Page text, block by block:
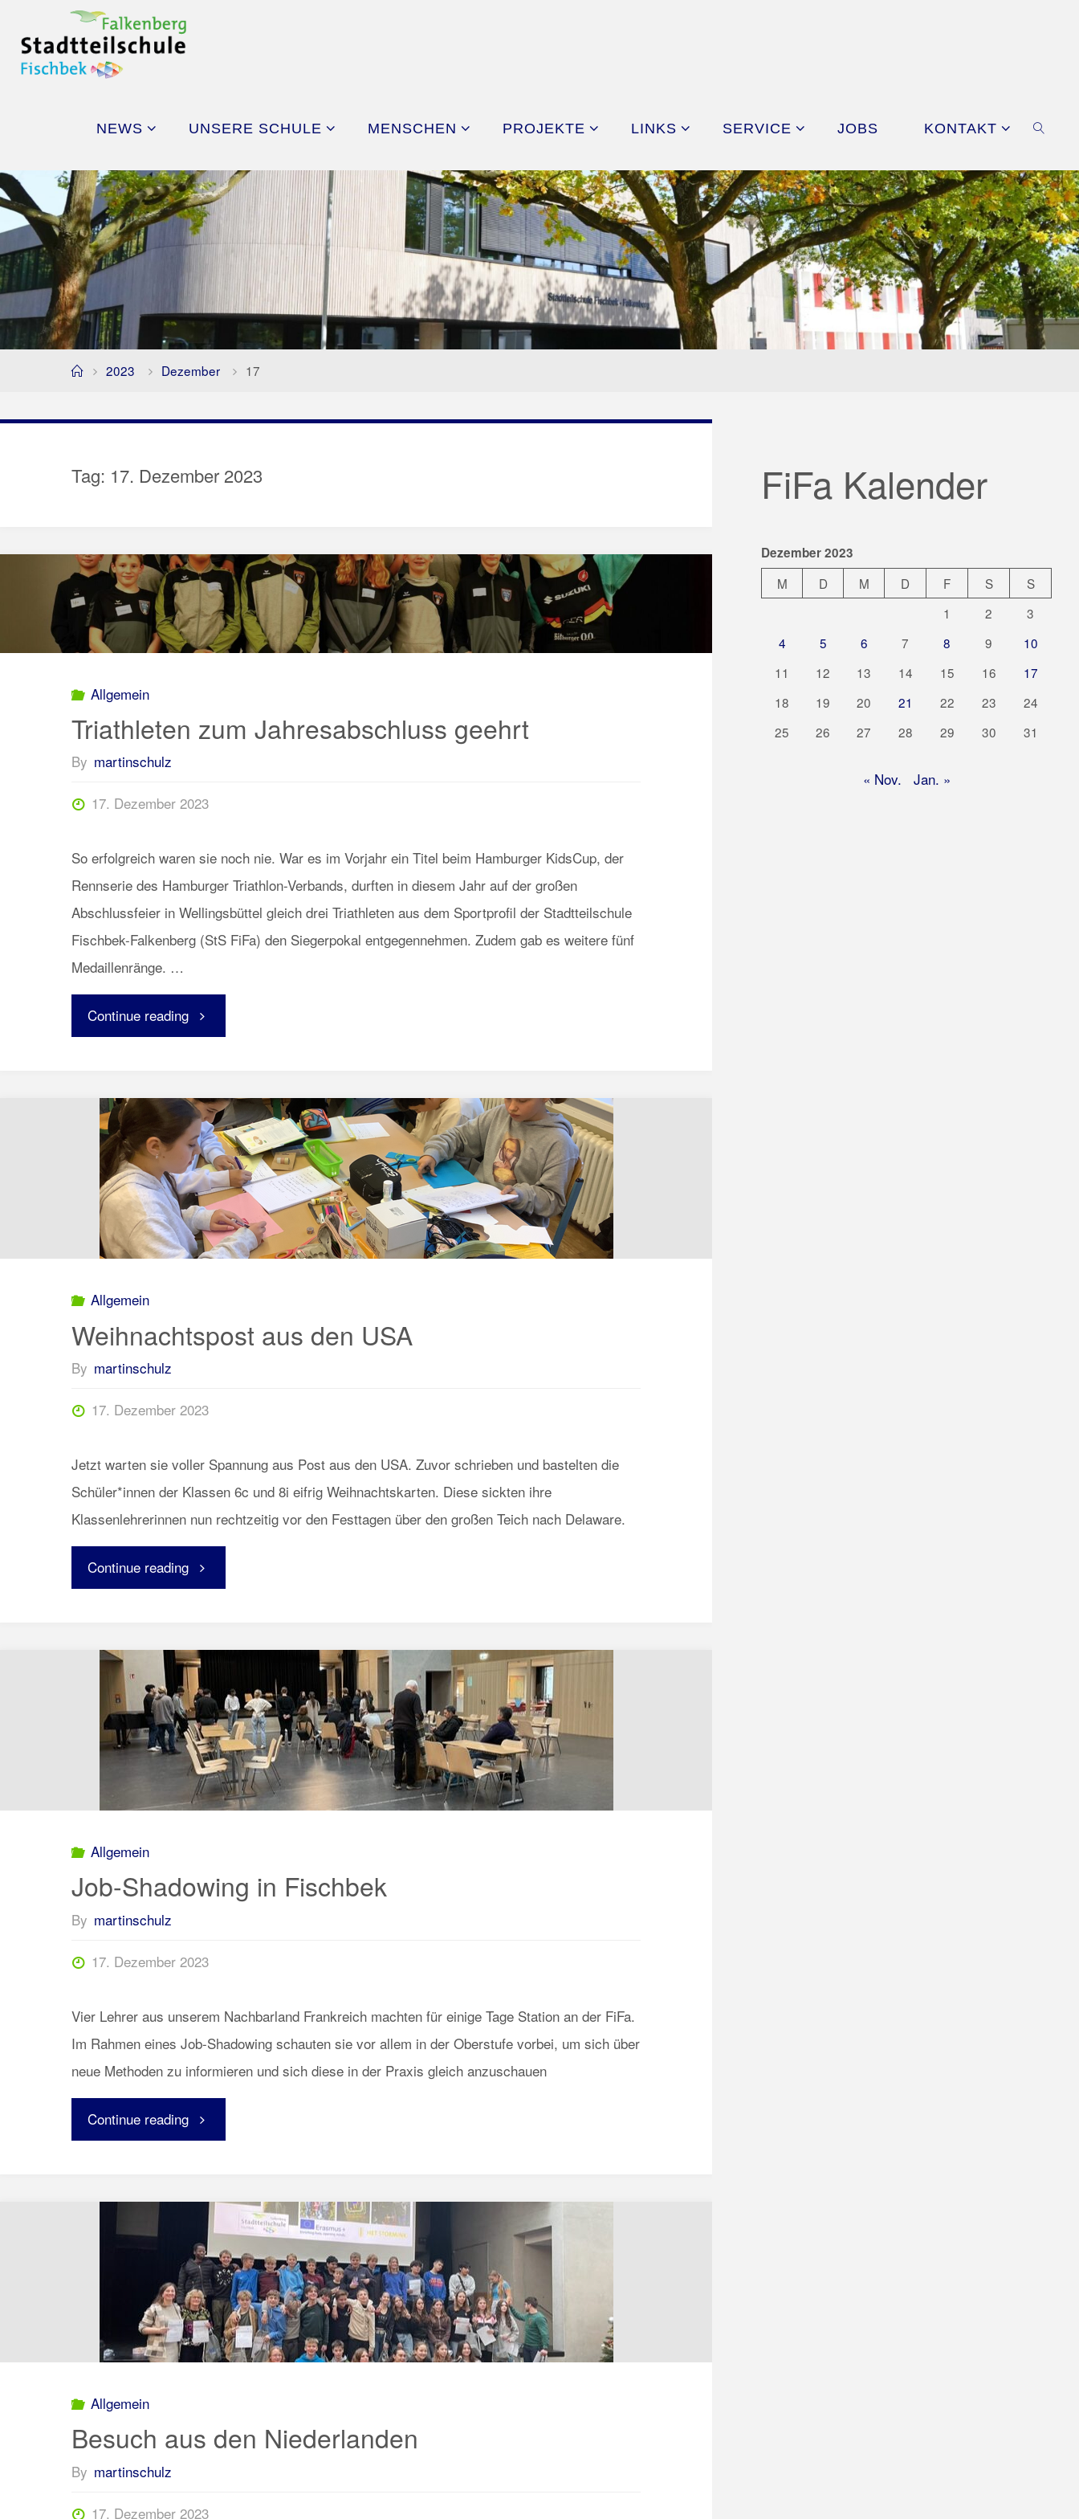
content
NEWS UNSERE SCHULE MENSCHEN PROJEKTE LINKS SERVICE JOBS KONTAKT
Home2023 Dezember 17
Tag: 17. Dezember 2023
Allgemein
Triathleten zum Jahresabschluss geehrt
By martinschulz
17. Dezember 2023
So erfolgreich waren sie noch nie. War es im Vorjahr ein Titel beim Hamburger KidsCup, der
Rennserie des Hamburger Triathlon-Verbands, durften in diesem Jahr auf der großen
Abschlussfeier in Wellingsbüttel gleich drei Triathleten aus dem Sportprofil der Stadtteilschule
Fischbek-Falkenberg (StS FiFa) den Siegerpokal entgegennehmen. Zudem gab es weitere fünf
Medaillenränge. …
Continue reading"Triathleten
Jahresabschluss
geehrt"
Allgemein
Weihnachtspost aus den USA
By martinschulz
17. Dezember 2023
Jetzt warten sie voller Spannung aus Post aus den USA. Zuvor schrieben und bastelten die
Schüler*innen der Klassen 6c und 8i eifrig Weihnachtskarten. Diese sickten ihre
Klassenlehrerinnen nun rechtzeitig vor den Festtagen über den großen Teich nach Delaware.
Continue reading"Weihnachtspost
den
USA"
Allgemein
Job-Shadowing in Fischbek
By martinschulz
17. Dezember 2023
Vier Lehrer aus unserem Nachbarland Frankreich machten für einige Tage Station an der FiFa.
Im Rahmen eines Job-Shadowing schauten sie vor allem in der Oberstufe vorbei, um sich über
neue Methoden zu informieren und sich diese in der Praxis gleich anzuschauen
Continue reading"Job-
in
Fischbek"
Allgemein
Besuch aus den Niederlanden
By martinschulz
17. Dezember 2023
FiFa Kalender
Dezember 2023
M
D M D F S
S
1
2
3
4
5 6 7 8 9
10
11
12 13 14 15 16
17
18
19 20 21 22 23
24
25
26 27 28 29 30 31
« Nov. Jan. »